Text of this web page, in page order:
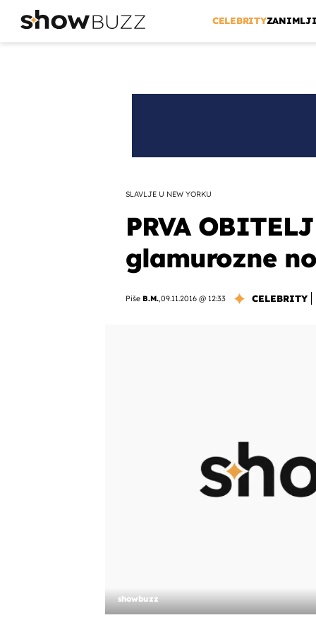
CELEBRITY
SLAVLJE U NEW YORKU
PRVA
glamurozne
Piše B.M.,09.11.2016 @ 12:33 CELEBRITY
showbuzz